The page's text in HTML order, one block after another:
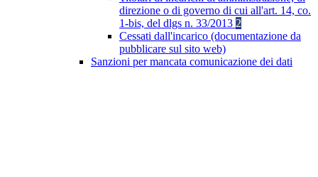
direzione o di governo di cui all'art. 14, co.
1-bis, del dlgs n. 33/2013 2
Cessati dall'incarico (documentazione da
pubblicare sul sito web)
Sanzioni per mancata comunicazione dei dati